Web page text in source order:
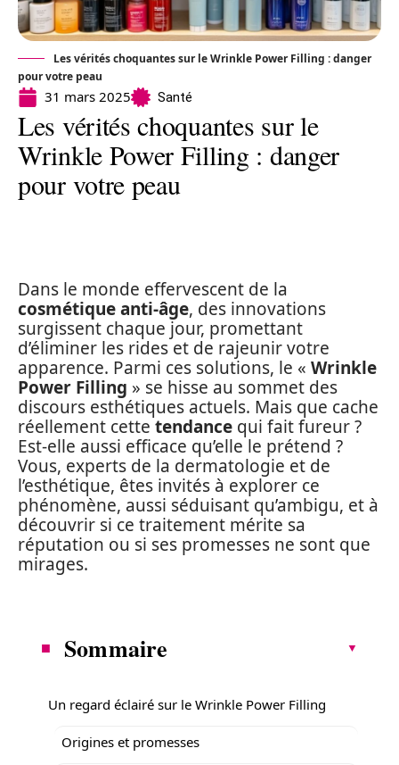
Les vérités choquantes sur le Wrinkle Power Filling : danger
pour votre peau
31 mars 2025 Santé
Les vérités choquantes sur le
Wrinkle Power Filling : danger
pour votre peau
Dans le monde effervescent de la
cosmétique anti-âge, des innovations
surgissent chaque jour, promettant
d’éliminer les rides et de rajeunir votre
apparence. Parmi ces solutions, le « Wrinkle
Power Filling » se hisse au sommet des
discours esthétiques actuels. Mais que cache
réellement cette tendance qui fait fureur ?
Est-elle aussi efficace qu’elle le prétend ?
Vous, experts de la dermatologie et de
l’esthétique, êtes invités à explorer ce
phénomène, aussi séduisant qu’ambigu, et à
découvrir si ce traitement mérite sa
réputation ou si ses promesses ne sont que
mirages.
Sommaire
Un regard éclairé sur le Wrinkle Power Filling
Origines et promesses